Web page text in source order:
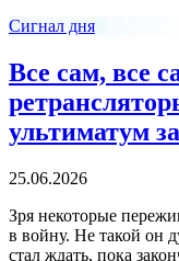
Сигнал дня
Все сам, все
ультиматум
25.06.2026
Зря некоторые
в войну. Не такой он
стал ждать, пока